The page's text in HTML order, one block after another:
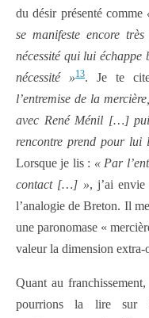
du désir présenté comme
se manifeste encore
nécessité qui lui échappe
nécessité »13. Je te
l’entremise de la
avec René Ménil […]
rencontre prend pour lui
Lorsque je lis : « Par
contact […] », j’ai
l’analogie de Breton. Il
une paronomase «
valeur la dimension extra-
Quant au
pourrions la lire sur